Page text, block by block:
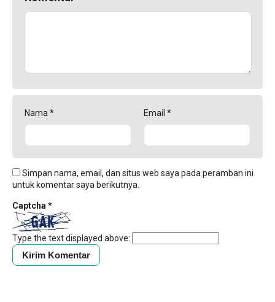
Nama * Email *
Simpan nama, email, dan situs web saya pada peramban ini
untuk komentar saya berikutnya.
Captcha *
Type the text displayed above: